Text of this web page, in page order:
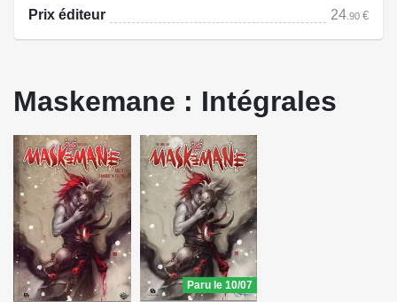
Prix éditeur 24.90 €
Maskemane : Intégrales
Paru le 10/07